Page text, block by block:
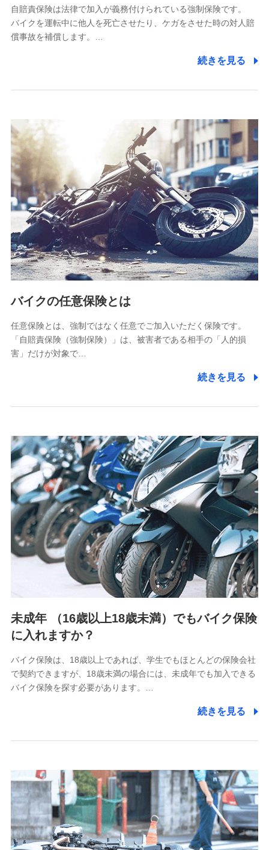
（https://www.medicarelife.com/）
■少額短期保険
SBIリスタ少額短期保険会社
(https://www.jishin.co.jp/)
スマートプラス少額短期保険株式会社
（https://www.smartplus-insurance.com/）
チューリッヒ少額短期保険株式会社
(https://www.zurichssi.co.jp/)
Tokio Marine X少額短期保険株式会社
(https://www.tokiomarine-x.co.jp/)
ペットメディカルサポート株式会社
(https://pshoken.co.jp/)
リトルファミリー少額短期保険株式会社
(https://www.littlefamily-ssi.com/)
2.共同募集を行う代理店から受領する個人情報
郵便、電話、およびＥメール等により、当社と取引のあるも
しくは委託を受けている保険会社・提携会社の保険その他に
関する情報を提供し、金融商品等の契約を勧奨するため、ま
た維持管理等の委託業務遂行のため、またそれらに付帯、関
（なお、当社は複数の保険会社と取引があり、取得した個人
3.セミナー募集サイトから取得した個人情報
各種セミナーの案内、開催のため
上記に係る連絡・手続き・管理等付帯業務を行うため
4.家族・友達紹介にて取得した個人情報
被紹介者への連絡、及び当社と取引のあるもしくは委託を受
けている保険会社・提携会社の保険その他に関する情報を提
供し、金融商品等の契約を勧奨するため
アンケートやキャンペーン等の実施のため
上記に係る連絡・手続き・管理等付帯業務を行うため
5.通話録音にて取得する情報
電話対応の品質向上およびお問合せ内容の正確な把握のため
6.採用応募者の個人情報
採用選考および入社手続を実施するため
7.社員（従業者）の個人情報
退職関連処理等の各種手続きのため、当社と従業員または従
取引先としての選定業務、営業情報の提供業務、契約締結手
続き業務、取引管理業務、およびこれらに準ずる業務の遂行
のため
9.お問い合わせ情報
各種お問い合わせに対応するため
自賠責保険は法律で加入が義務付けられている強制保険です。
バイクを運転中に他人を死亡させたり、ケガをさせた時の対人賠
償事故を補償します。…
続きを見る
バイクの任意保険とは
任意保険とは、強制ではなく任意でご加入いただく保険です。
「自賠責保険（強制保険）」は、被害者である相手の「人的損
害」だけが対象で…
続きを見る
未成年 （16歳以上18歳未満）でもバイク保険
に入れますか？
バイク保険は、18歳以上であれば、学生でもほとんどの保険会社
で契約できますが、18歳未満の場合には、未成年でも加入できる
バイク保険を探す必要があります。…
続きを見る